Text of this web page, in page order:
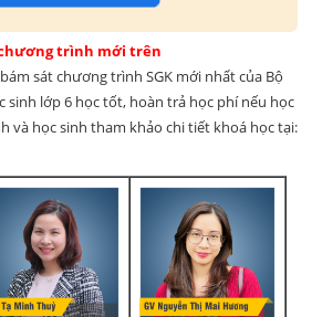
trình mới trên
sát chương trình SGK mới nhất của Bộ
sinh lớp 6 học tốt, hoàn trả học phí nếu học
và học sinh tham khảo chi tiết khoá học tại: